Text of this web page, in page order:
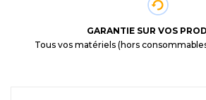
GARANTIE SUR VOS